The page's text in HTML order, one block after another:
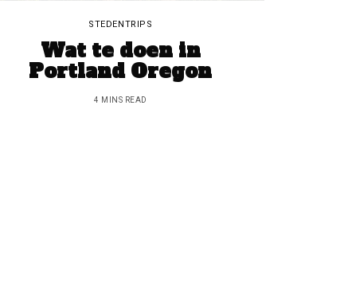
STEDENTRIPS
Wat te doen in
Portland Oregon
4 MINS READ